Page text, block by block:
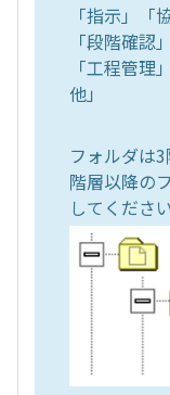
「指示」「
「段階確認
「工程管理
他」
フォルダは
階層以降の
してください